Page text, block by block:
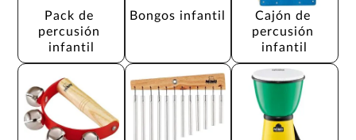
Pack de
percusión
infantil
Bongos infantil
Cajón de
percusión
infantil